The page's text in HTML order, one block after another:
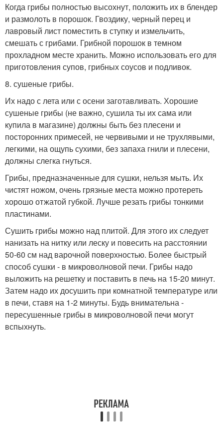
Когда грибы полностью высохнут, положить их в блендер
и размолоть в порошок. Гвоздику, черный перец и
лавровый лист поместить в ступку и измельчить,
смешать с грибами. Грибной порошок в темном
прохладном месте хранить. Можно использовать его для
приготовления супов, грибных соусов и подливок.
8. сушеные грибы.
Их надо с лета или с осени заготавливать. Хорошие
сушеные грибы (не важно, сушила ты их сама или
купила в магазине) должны быть без плесени и
посторонних примесей, не червивыми и не трухлявыми,
легкими, на ощупь сухими, без запаха гнили и плесени,
должны слегка гнуться.
Грибы, предназначенные для сушки, нельзя мыть. Их
чистят ножом, очень грязные места можно протереть
хорошо отжатой губкой. Лучше резать грибы тонкими
пластинами.
Сушить грибы можно над плитой. Для этого их следует
нанизать на нитку или леску и повесить на расстоянии
50-60 см над варочной поверхностью. Более быстрый
способ сушки - в микроволновой печи. Грибы надо
выложить на решетку и поставить в печь на 15-20 минут.
Затем надо их досушить при комнатной температуре или
в печи, ставя на 1-2 минуты. Будь внимательна -
пересушенные грибы в микроволновой печи могут
вспыхнуть.